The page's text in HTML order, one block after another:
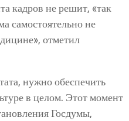
кадров не решит, «так
самостоятельно не
отметил
нужно обеспечить
в целом. Этот момент
Госдумы,